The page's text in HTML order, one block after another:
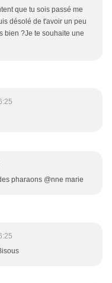
que tu sois passé me
désolé de t'avoir un peu
bien ?Je te souhaite une
pharaons @nne marie